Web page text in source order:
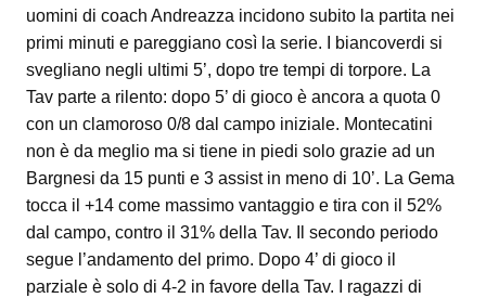
uomini di coach Andreazza incidono subito la partita nei
primi minuti e pareggiano così la serie. I biancoverdi si
svegliano negli ultimi 5’, dopo tre tempi di torpore. La
Tav parte a rilento: dopo 5’ di gioco è ancora a quota 0
con un clamoroso 0/8 dal campo iniziale. Montecatini
non è da meglio ma si tiene in piedi solo grazie ad un
Bargnesi da 15 punti e 3 assist in meno di 10’. La Gema
tocca il +14 come massimo vantaggio e tira con il 52%
dal campo, contro il 31% della Tav. Il secondo periodo
segue l’andamento del primo. Dopo 4’ di gioco il
parziale è solo di 4-2 in favore della Tav. I ragazzi di